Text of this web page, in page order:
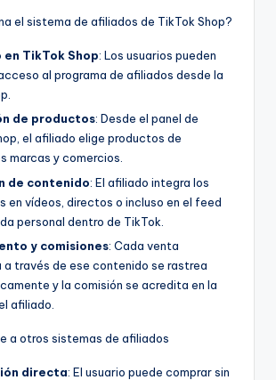
el sistema de afiliados de TikTok Shop?
en TikTok Shop: Los usuarios pueden
al programa de afiliados desde la
de productos: Desde el panel de
el afiliado elige productos de
marcas y comercios.
de contenido: El afiliado integra los
en vídeos, directos o incluso en el feed
personal dentro de TikTok.
y comisiones: Cada venta
a través de ese contenido se rastrea
y la comisión se acredita en la
afiliado.
a otros sistemas de afiliados
directa: El usuario puede comprar sin